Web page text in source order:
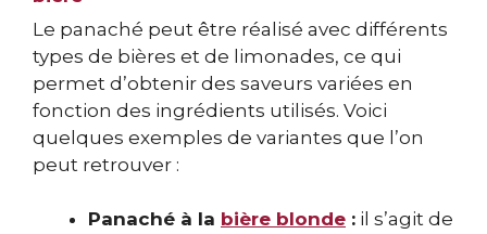
Le panaché peut être réalisé avec différents
types de bières et de limonades, ce qui
permet d’obtenir des saveurs variées en
fonction des ingrédients utilisés. Voici
quelques exemples de variantes que l’on
peut retrouver :
Panaché à la bière blonde : il s’agit de